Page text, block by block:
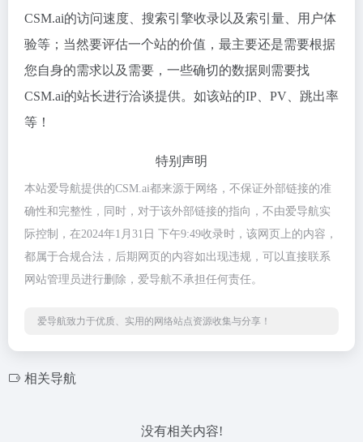
CSM.ai的访问速度、搜索引擎收录以及索引量、用户体
验等；当然要评估一个站的价值，最主要还是需要根据
您自身的需求以及需要，一些确切的数据则需要找
CSM.ai的站长进行洽谈提供。如该站的IP、PV、跳出率
等！
特别声明
本站爱导航提供的CSM.ai都来源于网络，不保证外部链接的准
确性和完整性，同时，对于该外部链接的指向，不由爱导航实
际控制，在2024年1月31日 下午9:49收录时，该网页上的内容，
都属于合规合法，后期网页的内容如出现违规，可以直接联系
网站管理员进行删除，爱导航不承担任何责任。
爱导航致力于优质、实用的网络站点资源收集与分享！
相关导航
没有相关内容!